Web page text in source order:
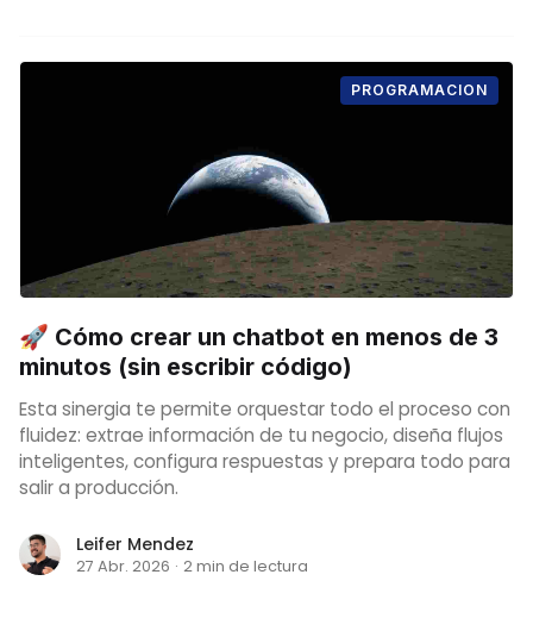
PROGRAMACION
🚀 Cómo crear un chatbot en menos de 3
minutos (sin escribir código)
Esta sinergia te permite orquestar todo el proceso con
fluidez: extrae información de tu negocio, diseña flujos
inteligentes, configura respuestas y prepara todo para
salir a producción.
Leifer Mendez
27 Abr. 2026 · 2 min de lectura